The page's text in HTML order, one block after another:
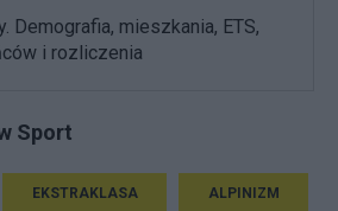
Demografia, mieszkania, ETS,
i rozliczenia
Sport
EKSTRAKLASA ALPINIZM